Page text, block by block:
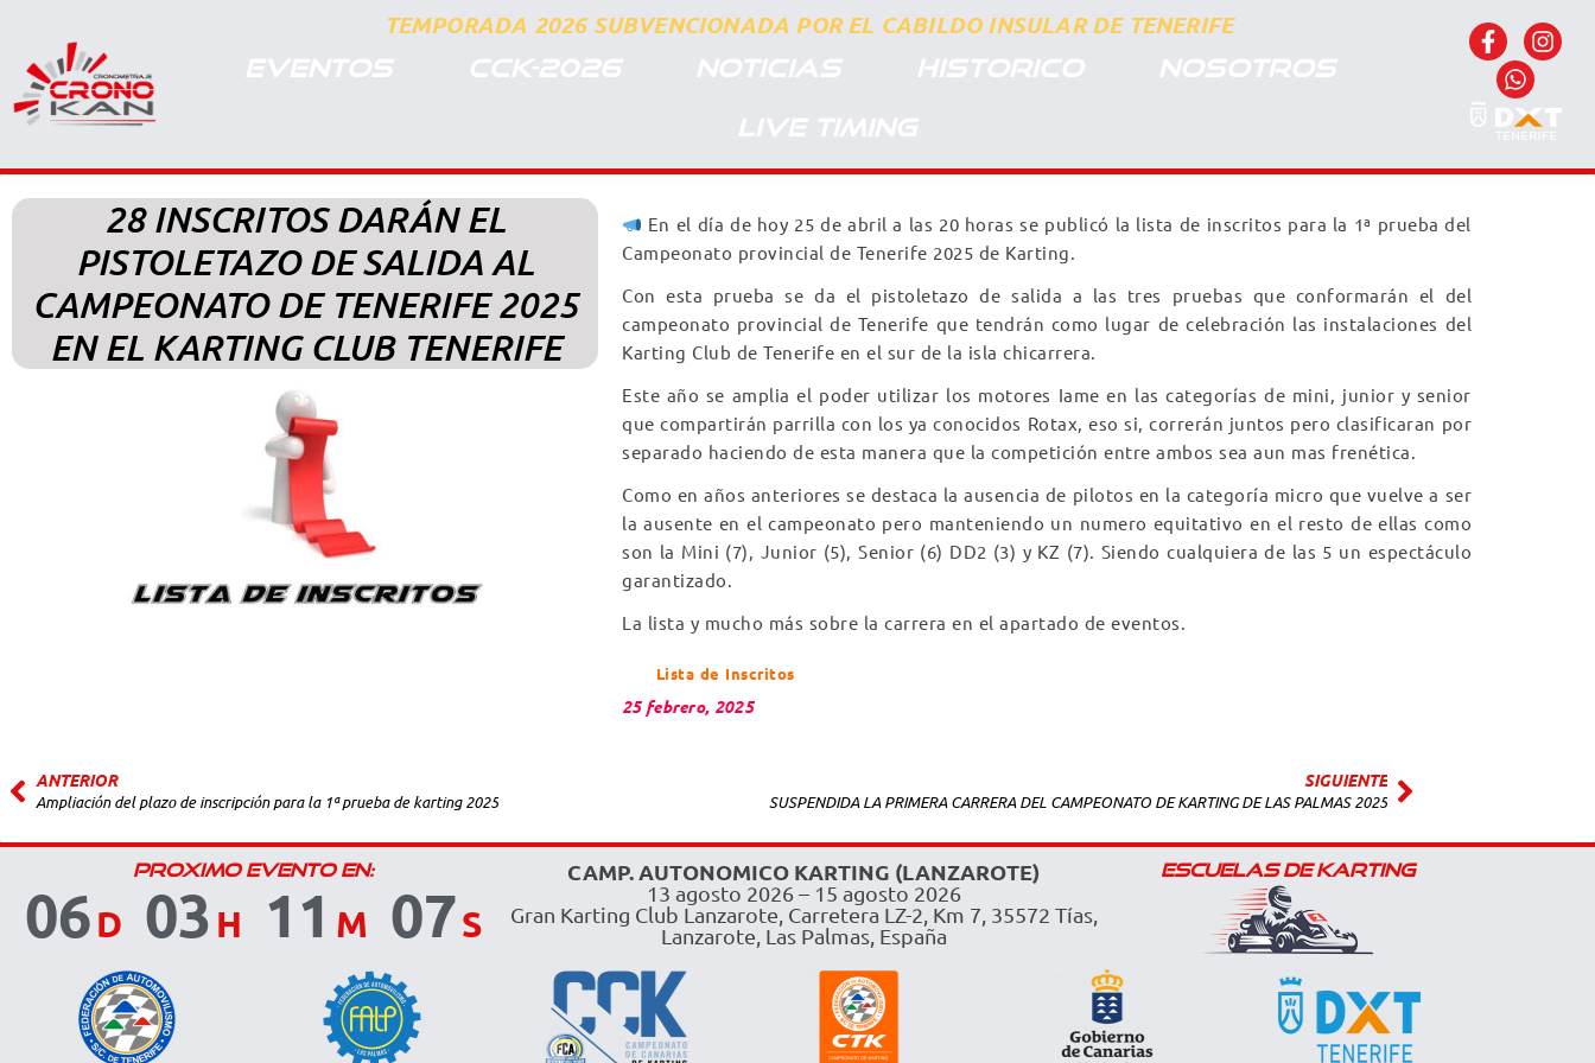
TEMPORADA 2026 SUBVENCIONADA POR EL CABILDO INSULAR DE TENERIFE
EVENTOS CCK-2026 NOTICIAS HISTORICO NOSOTROS
LIVE TIMING
28 INSCRITOS DARÁN EL
PISTOLETAZO DE SALIDA AL
CAMPEONATO DE TENERIFE 2025
EN EL KARTING CLUB TENERIFE
En el día de hoy 25 de abril a las 20 horas se publicó la lista de inscritos para la 1ª prueba del
Campeonato provincial de Tenerife 2025 de Karting.
Con esta prueba se da el pistoletazo de salida a las tres pruebas que conformarán el del
campeonato provincial de Tenerife que tendrán como lugar de celebración las instalaciones del
Karting Club de Tenerife en el sur de la isla chicarrera.
Este año se amplia el poder utilizar los motores Iame en las categorías de mini, junior y senior
que compartirán parrilla con los ya conocidos Rotax, eso si, correrán juntos pero clasificaran por
separado haciendo de esta manera que la competición entre ambos sea aun mas frenética.
Como en años anteriores se destaca la ausencia de pilotos en la categoría micro que vuelve a ser
la ausente en el campeonato pero manteniendo un numero equitativo en el resto de ellas como
son la Mini (7), Junior (5), Senior (6) DD2 (3) y KZ (7). Siendo cualquiera de las 5 un espectáculo
garantizado.
La lista y mucho más sobre la carrera en el apartado de eventos.
Lista de Inscritos
25 febrero, 2025
ANTERIOR
Ampliación del plazo de inscripción para la 1ª prueba de karting 2025
SIGUIENTE
SUSPENDIDA LA PRIMERA CARRERA DEL CAMPEONATO DE KARTING DE LAS PALMAS 2025
PROXIMO EVENTO EN:
06D 03 H 11 M 07S
CAMP. AUTONOMICO KARTING (LANZAROTE)
13 agosto 2026 – 15 agosto 2026
Gran Karting Club Lanzarote, Carretera LZ-2, Km 7, 35572 Tías,
Lanzarote, Las Palmas, España
ESCUELAS DE KARTING